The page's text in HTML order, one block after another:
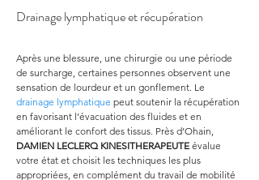
Drainage lymphatique et récupération
Après une blessure, une chirurgie ou une période
de surcharge, certaines personnes observent une
sensation de lourdeur et un gonflement. Le
drainage lymphatique peut soutenir la récupération
en favorisant l’évacuation des fluides et en
améliorant le confort des tissus. Près d’Ohain,
DAMIEN LECLERQ KINESITHERAPEUTE évalue
votre état et choisit les techniques les plus
appropriées, en complément du travail de mobilité